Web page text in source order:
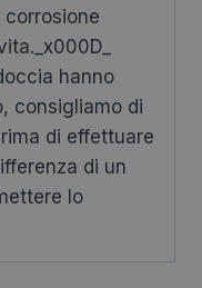
hanno
consigliamo di
di effettuare
di un
lo